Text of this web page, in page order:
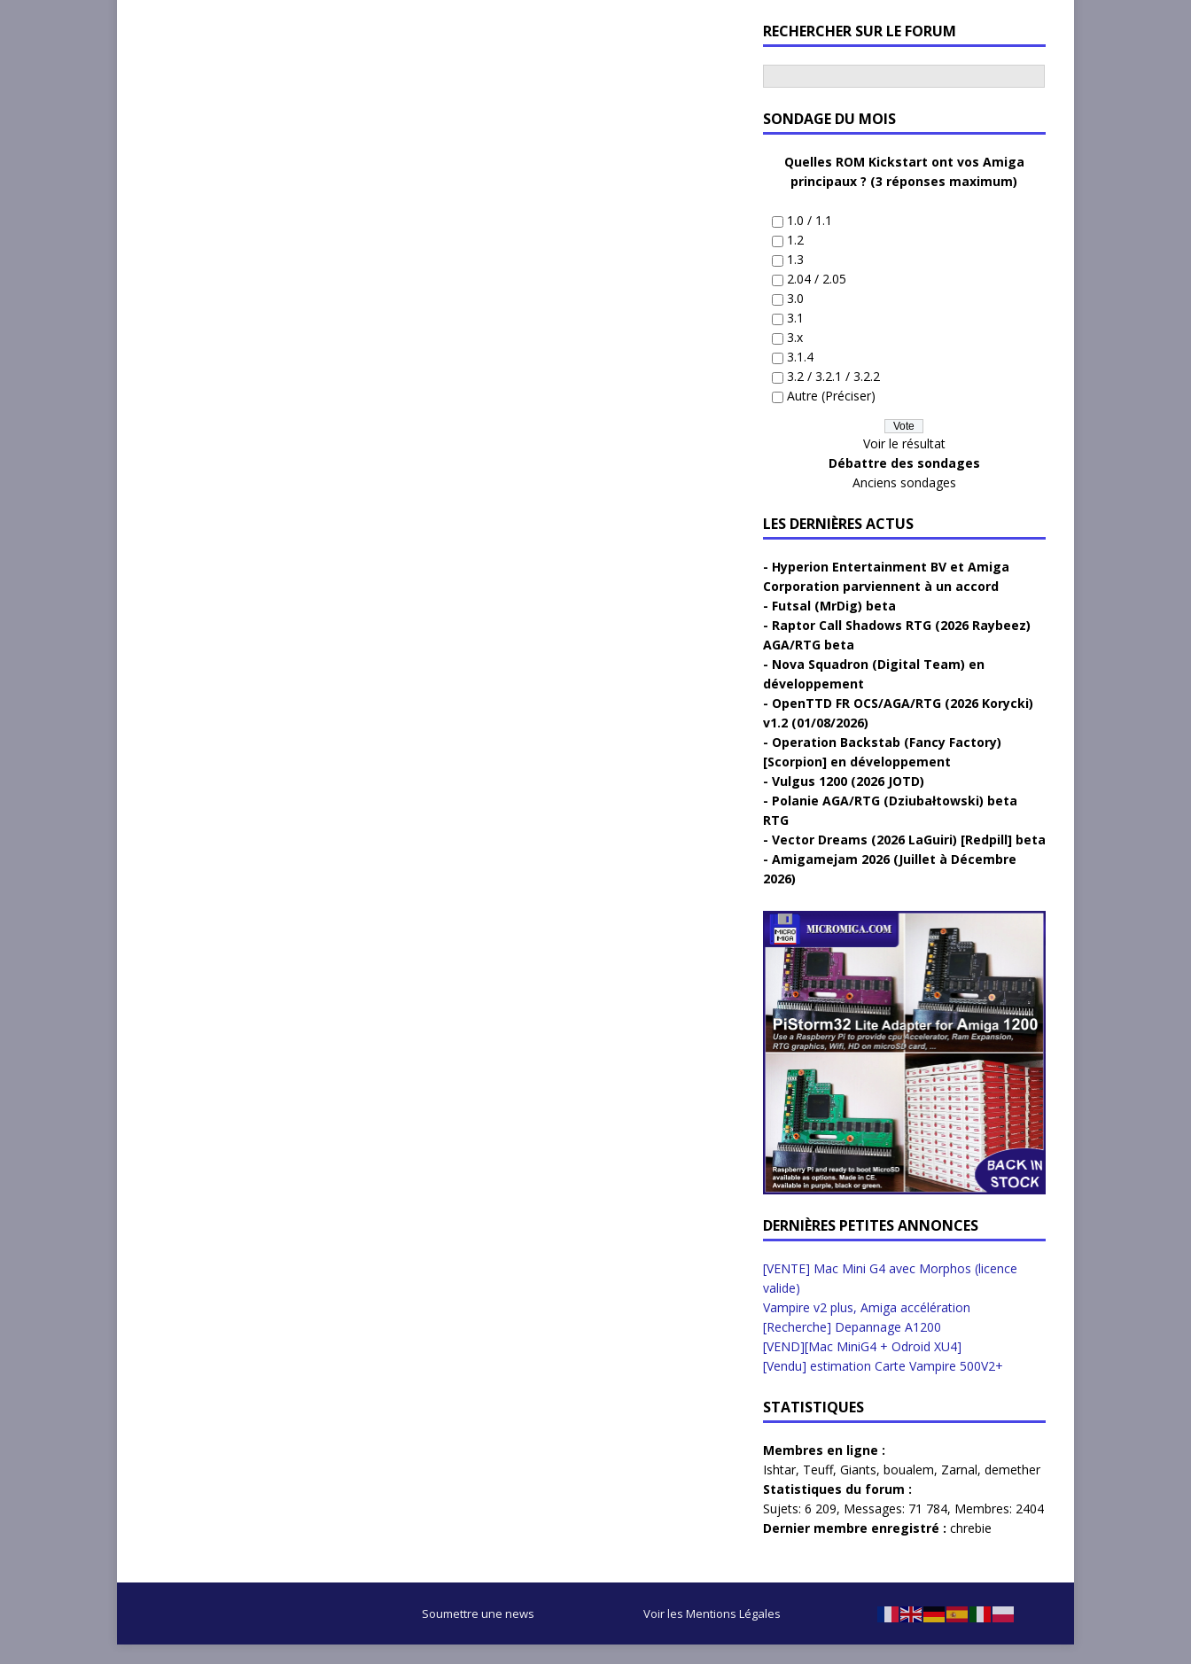
RECHERCHER SUR LE FORUM
SONDAGE DU MOIS
Quelles ROM Kickstart ont vos Amiga
principaux ? (3 réponses maximum)
1.0 / 1.1
1.2
1.3
2.04 / 2.05
3.0
3.1
3.x
3.1.4
3.2 / 3.2.1 / 3.2.2
Autre (Préciser)
Voir le résultat
Débattre des sondages
Anciens sondages
LES DERNIÈRES ACTUS
Hyperion Entertainment BV et Amiga
Corporation parviennent à un accord
Futsal (MrDig) beta
Raptor Call Shadows RTG (2026 Raybeez)
AGA/RTG beta
Nova Squadron (Digital Team) en
développement
OpenTTD FR OCS/AGA/RTG (2026 Korycki)
v1.2 (01/08/2026)
Operation Backstab (Fancy Factory)
[Scorpion] en développement
Vulgus 1200 (2026 JOTD)
Polanie AGA/RTG (Dziubałtowski) beta
RTG
Vector Dreams (2026 LaGuiri) [Redpill] beta
Amigamejam 2026 (Juillet à Décembre
2026)
DERNIÈRES PETITES ANNONCES
[VENTE] Mac Mini G4 avec Morphos (licence
valide)
Vampire v2 plus, Amiga accélération
[Recherche] Depannage A1200
[VEND][Mac MiniG4 + Odroid XU4]
[Vendu] estimation Carte Vampire 500V2+
STATISTIQUES
Membres en ligne :
Ishtar, Teuff, Giants, boualem, Zarnal, demether
Statistiques du forum :
Sujets: 6 209, Messages: 71 784, Membres: 2404
Dernier membre enregistré : chrebie
Soumettre une news Voir les Mentions Légales